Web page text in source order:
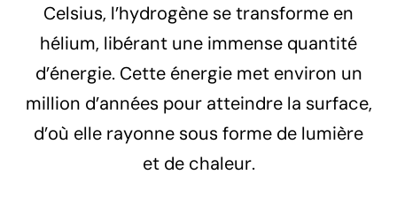
Celsius, l’hydrogène se transforme en
hélium, libérant une immense quantité
d’énergie. Cette énergie met environ un
million d’années pour atteindre la surface,
d’où elle rayonne sous forme de lumière
et de chaleur.